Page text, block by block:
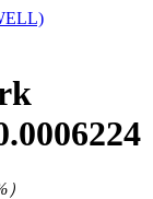
）